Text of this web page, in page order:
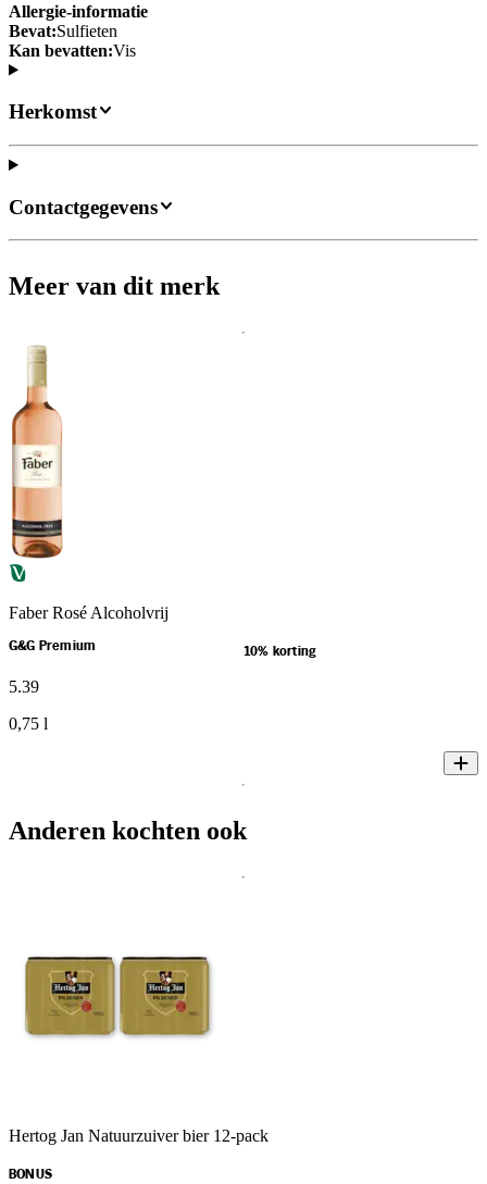
Allergie-informatie
Bevat:Sulfieten
Kan bevatten:Vis
Herkomst
Contactgegevens
Meer van dit merk
Faber Rosé Alcoholvrij
G&G Premium 10% korting
5.39
0,75 l
Anderen kochten ook
Hertog Jan Natuurzuiver bier 12-pack
BONUS